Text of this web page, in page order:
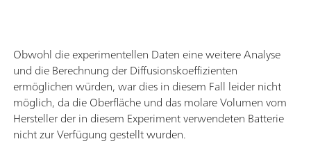
Obwohl die experimentellen Daten eine weitere Analyse
und die Berechnung der Diffusionskoeffizienten
ermöglichen würden, war dies in diesem Fall leider nicht
möglich, da die Oberfläche und das molare Volumen vom
Hersteller der in diesem Experiment verwendeten Batterie
nicht zur Verfügung gestellt wurden.